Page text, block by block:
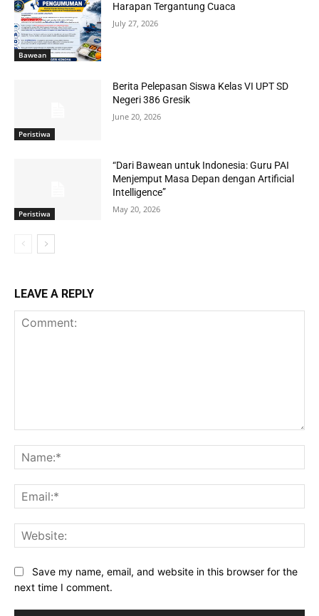
Bawean
Harapan Tergantung Cuaca
July 27, 2026
Peristiwa
Berita Pelepasan Siswa Kelas VI UPT SD
Negeri 386 Gresik
June 20, 2026
Peristiwa
“Dari Bawean untuk Indonesia: Guru PAI
Menjemput Masa Depan dengan Artificial
Intelligence”
May 20, 2026
LEAVE A REPLY
Save my name, email, and website in this browser for the
next time I comment.